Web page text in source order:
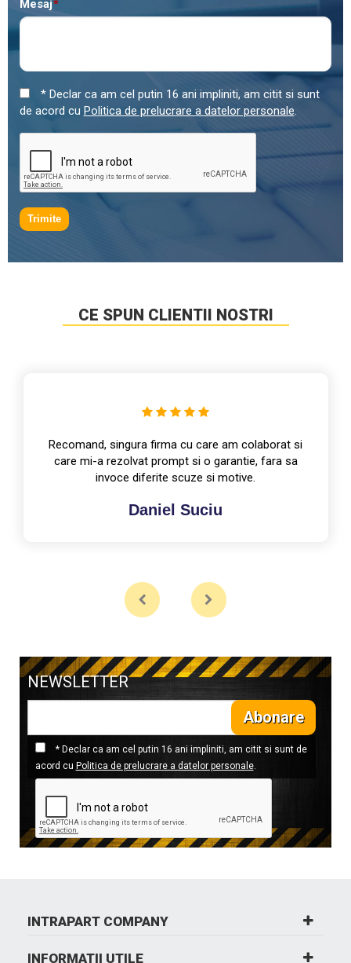
*
Mesaj
* Declar ca am cel putin 16 ani impliniti, am citit si sunt
de acord cu Politica de prelucrare a datelor personale.
Trimite
CE SPUN CLIENTII NOSTRI
Recomand, singura firma cu care am colaborat si
care mi-a rezolvat prompt si o garantie, fara sa
invoce diferite scuze si motive.
Daniel Suciu
NEWSLETTER
Abonare
* Declar ca am cel putin 16 ani impliniti, am citit si sunt de
acord cu Politica de prelucrare a datelor personale.
INTRAPART COMPANY
INFORMATII UTILE